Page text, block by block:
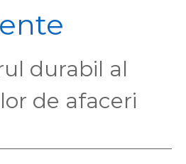
durabil al
de afaceri